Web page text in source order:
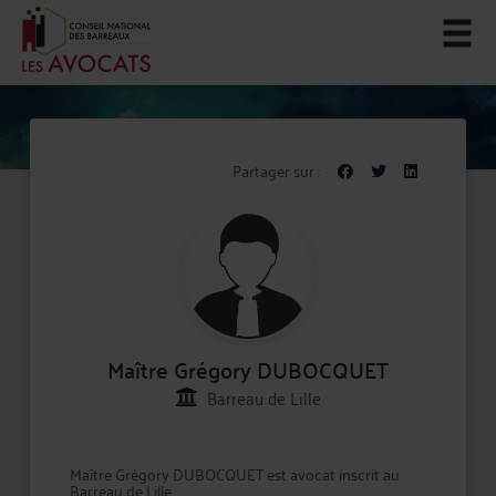
Partager sur :
Maître Grégory DUBOCQUET
Barreau de Lille
Maître Grégory DUBOCQUET est avocat inscrit au
Barreau de Lille.